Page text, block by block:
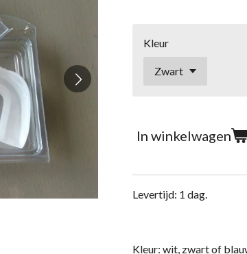
Kleur
In winkelwagen
Levertijd: 1 dag.
Kleur: wit, zwart of